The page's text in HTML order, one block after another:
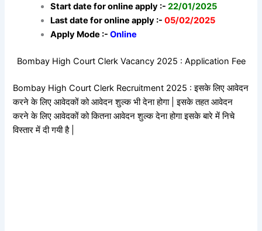
Start date for online apply :- 22/01/2025
Last date for online apply :-05/02/2025
Apply Mode :-Online
Bombay High Court Clerk Vacancy 2025 : Application Fee
Bombay High Court Clerk Recruitment 2025 : इसके लिए आवेदन
करने के लिए आवेदकों को आवेदन शुल्क भी देना होगा |इसके तहत आवेदन
करने के लिए आवेदकों को कितना आवेदन शुल्क देना होगा इसके बारे में निचे
विस्तार में दी गयी है |